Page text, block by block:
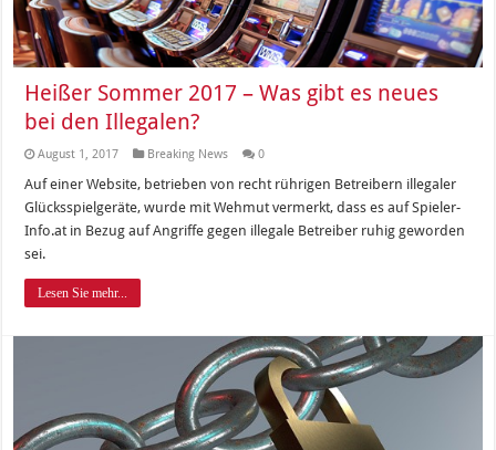
Heißer Sommer 2017 – Was gibt es neues
bei den Illegalen?
August 1, 2017 Breaking News 0
Auf einer Website, betrieben von recht rührigen Betreibern illegaler
Glücksspielgeräte, wurde mit Wehmut vermerkt, dass es auf Spieler-
Info.at in Bezug auf Angriffe gegen illegale Betreiber ruhig geworden
sei.
Lesen Sie mehr...